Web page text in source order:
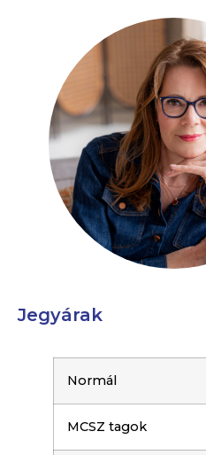
Jegyárak
Normál
MCSZ tagok